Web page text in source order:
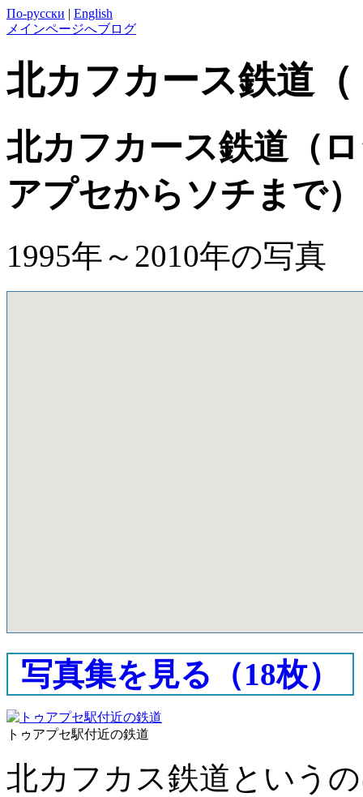
По-русски | English
メインページへブログ
北カフカース鉄道
北カフカース鉄道（
アプセからソチまで）
1995年～2010年の写真
写真集を見る（18枚）
トゥアプセ駅付近の鉄道
北カフカス鉄道という